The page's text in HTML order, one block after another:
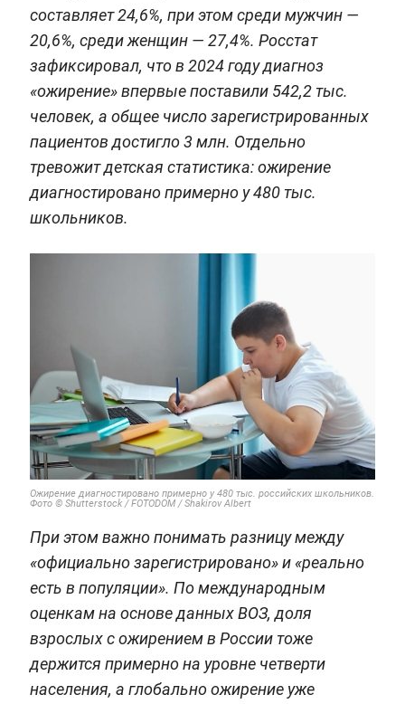
составляет 24,6%, при этом среди мужчин —
20,6%, среди женщин — 27,4%. Росстат
зафиксировал, что в 2024 году диагноз
«ожирение» впервые поставили 542,2 тыс.
человек, а общее число зарегистрированных
пациентов достигло 3 млн. Отдельно
тревожит детская статистика: ожирение
диагностировано примерно у 480 тыс.
школьников.
Ожирение диагностировано примерно у 480 тыс. российских школьников.
Фото © Shutterstock / FOTODOM / Shakirov Albert
При этом важно понимать разницу между
«официально зарегистрировано» и «реально
есть в популяции». По международным
оценкам на основе данных ВОЗ, доля
взрослых с ожирением в России тоже
держится примерно на уровне четверти
населения, а глобально ожирение уже